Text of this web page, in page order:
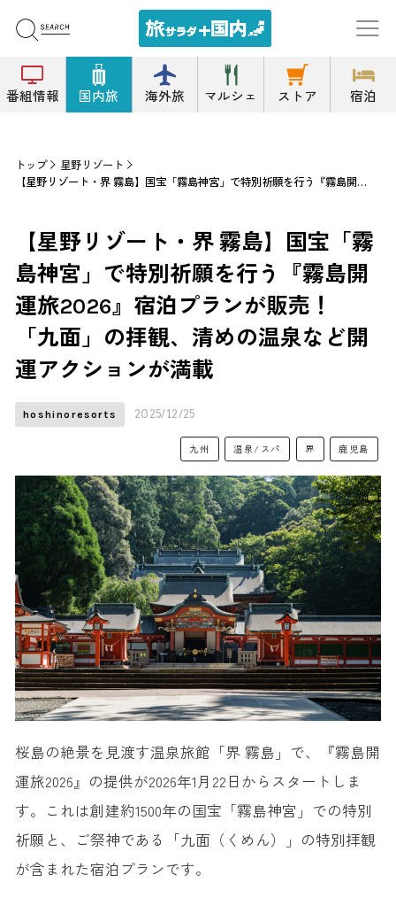
番組情報 国内旅 海外旅 マルシェ ストア 宿泊
トップ
星野リゾート
【星野リゾート・界 霧島】国宝「霧島神宮」で特別祈願を行う『霧島開運旅2026』宿泊プランが販売！ 「九面」の拝観、清めの温泉など開運アクションが満載
【星野リゾート・界 霧島】国宝「霧
島神宮」で特別祈願を行う『霧島開
運旅2026』宿泊プランが販売！
「九面」の拝観、清めの温泉など開
運アクションが満載
hoshinoresorts 2025/12/25
九州 温泉/スパ 界 鹿児島
桜島の絶景を見渡す温泉旅館「界 霧島」で、『霧島開
運旅2026』の提供が2026年1月22日からスタートしま
す。これは創建約1500年の国宝「霧島神宮」での特別
祈願と、ご祭神である「九面（くめん）」の特別拝観
が含まれた宿泊プランです。